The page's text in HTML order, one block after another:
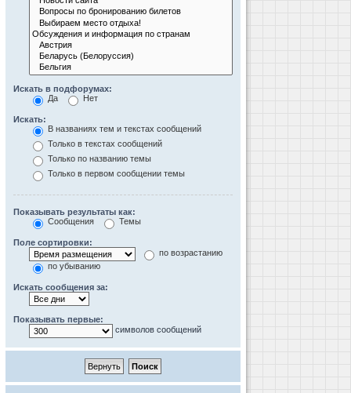
Искать в подфорумах:
Да
Нет
Искать:
В названиях тем и текстах сообщений
Только в текстах сообщений
Только по названию темы
Только в первом сообщении темы
Показывать результаты как:
Сообщения
Темы
Поле сортировки:
по возрастанию
по убыванию
Искать сообщения за:
Показывать первые:
символов сообщений